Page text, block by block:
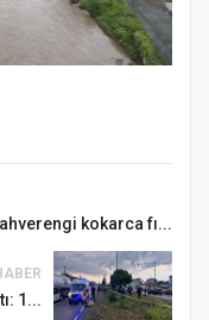
kokarca fı...
1...